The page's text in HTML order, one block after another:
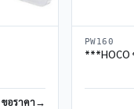
ขอราคา
PW160
***HOCO